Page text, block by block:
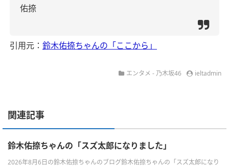
佑捺
引用元： 鈴木佑捺ちゃんの「ここから」
エンタメ - 乃木坂46 ieltadmin
関連記事
鈴木佑捺ちゃんの「スズ太郎になりました」
2026年8月6日の鈴木佑捺ちゃんのブログ鈴木佑捺ちゃんの「スズ太郎になり